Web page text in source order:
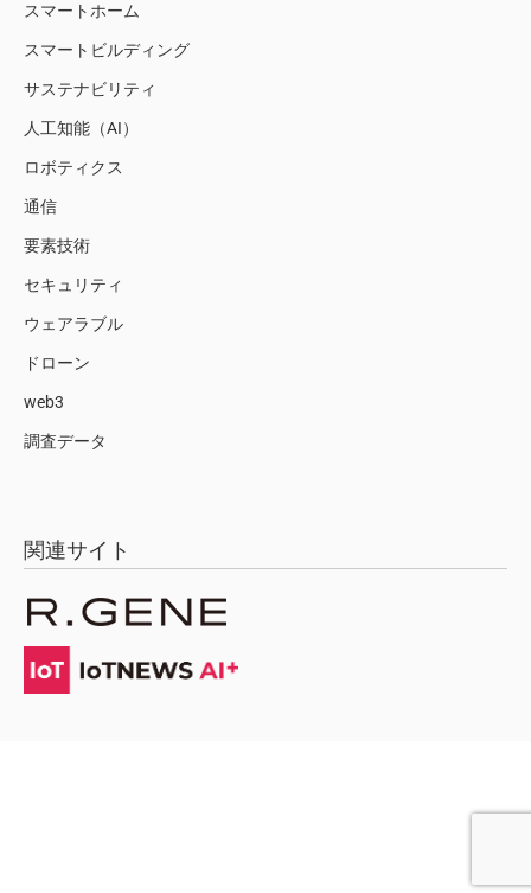
スマートホーム
スマートビルディング
サステナビリティ
人工知能（AI）
ロボティクス
通信
要素技術
セキュリティ
ウェアラブル
ドローン
web3
調査データ
関連サイト